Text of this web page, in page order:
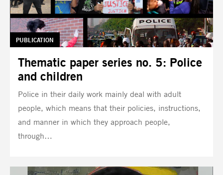
Thematic paper series no. 5: Police
and children
TAG:
PUBLICATION
Police in their daily work mainly deal with adult
people, which means that their policies, instructions,
and manner in which they approach people,
through…